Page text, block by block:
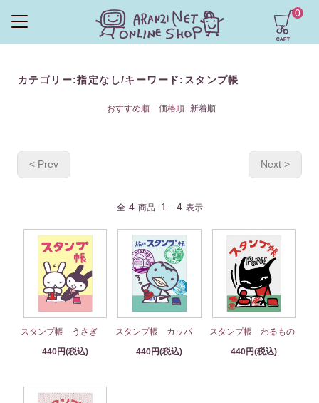
0
カテゴリー:指定なし/キーワード:スタンプ帳
おすすめ順 価格順 新着順
< Prev Next >
全 4 商品 1 - 4 表示
スタンプ帳 うさぎ
440円(税込)
スタンプ帳 カッパ
440円(税込)
スタンプ帳 わるもの
440円(税込)